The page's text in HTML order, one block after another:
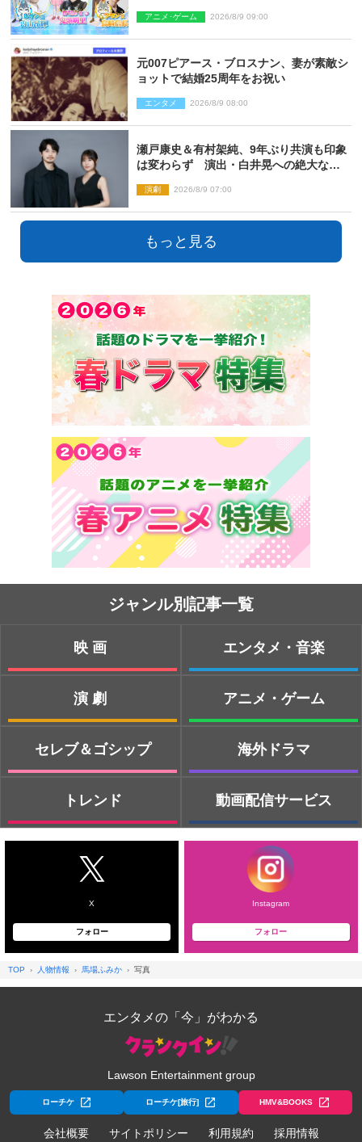
アニメ･ゲーム 2026/8/9 09:00
元007ピアース・ブロスナン、妻が素敵シ
ョットで結婚25周年をお祝い
エンタメ 2026/8/9 08:00
瀬戸康史＆有村架純、9年ぶり共演も印象
は変わらず 演出・白井晃への絶大なる
演劇 2026/8/9 07:00
もっと見る
ジャンル別記事一覧
映画
演劇
セレブ＆ゴシップ
トレンド
エンタメ・音楽
アニメ・ゲーム
海外ドラマ
動画配信サービス
X
フォロー
Instagram
フォロー
TOP 人物情報 馬場ふみか 写真
エンタメの「今」がわかる
Lawson Entertainment group
ローチケ ローチケ[旅行] HMV&BOOKS
会社概要 サイトポリシー 利用規約 採用情報